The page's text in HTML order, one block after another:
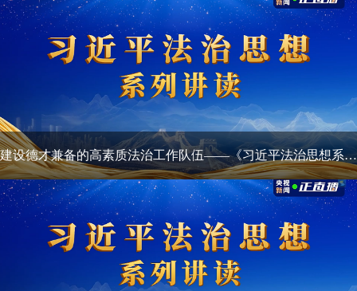
建设德才兼备的高素质法治工作队伍——《习近平法治思想系列讲读》第八集